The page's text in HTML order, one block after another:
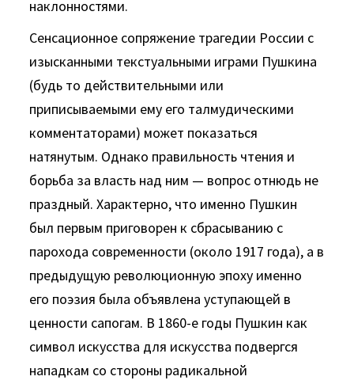
наклонностями.
Сенсационное сопряжение трагедии России с
изысканными текстуальными играми Пушкина
(будь то действительными или
приписываемыми ему его талмудическими
комментаторами) может показаться
натянутым. Однако правильность чтения и
борьба за власть над ним — вопрос отнюдь не
праздный. Харак­терно, что именно Пушкин
был первым приговорен к сбрасы­ванию с
парохода современности (около 1917 года), а в
преды­дущую революционную эпоху именно
его поэзия была объявле­на уступающей в
ценности сапогам. В 1860-е годы Пушкин как
символ искусства для искусства подвергся
нападкам со сторо­ны радикальной